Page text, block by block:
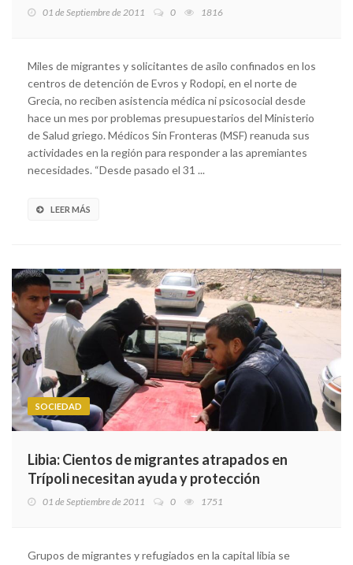
01 de Septiembre de 2011 0 1816
Miles de migrantes y solicitantes de asilo confinados en los
centros de detención de Evros y Rodopi, en el norte de
Grecia, no reciben asistencia médica ni psicosocial desde
hace un mes por problemas presupuestarios del Ministerio
de Salud griego. Médicos Sin Fronteras (MSF) reanuda sus
actividades en la región para responder a las apremiantes
necesidades. “Desde pasado el 31 ...
LEER MÁS
SOCIEDAD
Libia: Cientos de migrantes atrapados en
Trípoli necesitan ayuda y protección
01 de Septiembre de 2011 0 1751
Grupos de migrantes y refugiados en la capital libia se